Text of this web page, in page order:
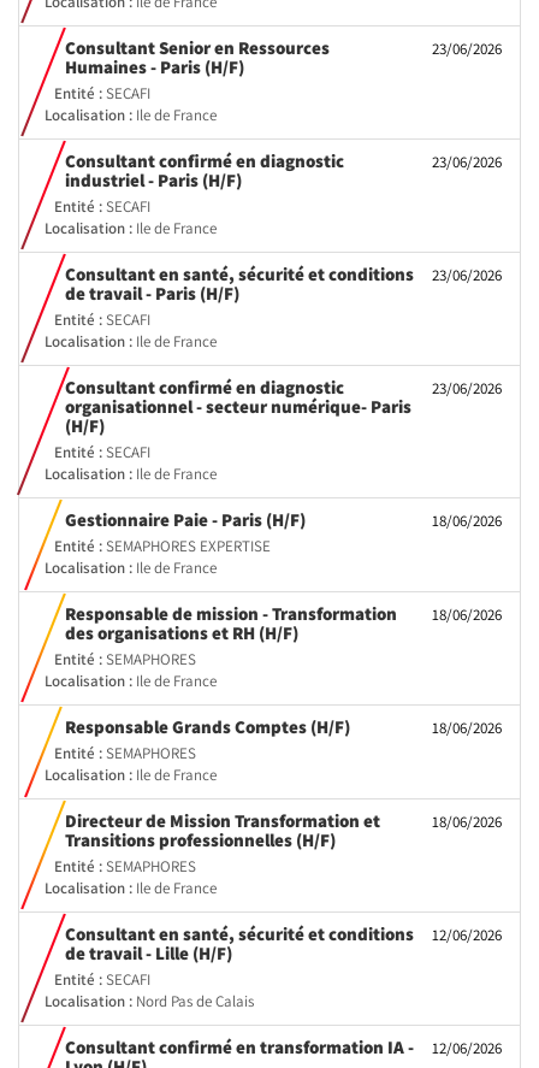
23/06/2026
Consultant Senior en Ressources
Humaines - Paris (H/F)(Nouvelle
Entité :SECAFI
Localisation : Ile de France
23/06/2026
Consultant confirmé en diagnostic
industriel - Paris (H/F)(Nouvelle
Entité :SECAFI
Localisation : Ile de France
23/06/2026
Consultant en santé, sécurité et conditions
de travail - Paris (H/F)(Nouvelle
Entité :SECAFI
Localisation : Ile de France
23/06/2026
Consultant confirmé en diagnostic
organisationnel - secteur numérique- Paris
(H/F)(Nouvelle
fenêtre)
Entité :SECAFI
Localisation : Ile de France
18/06/2026
Gestionnaire Paie - Paris (H/F)(Nouvelle
Entité :SEMAPHORES EXPERTISE
Localisation : Ile de France
18/06/2026
Responsable de mission - Transformation
des organisations et RH (H/F)(Nouvelle
Entité :SEMAPHORES
Localisation : Ile de France
18/06/2026
Responsable Grands Comptes (H/F)(Nouvelle
Entité :SEMAPHORES
Localisation : Ile de France
18/06/2026
Directeur de Mission Transformation et
Transitions professionnelles (H/F)(Nouvelle
Entité :SEMAPHORES
Localisation : Ile de France
12/06/2026
Consultant en santé, sécurité et conditions
de travail - Lille (H/F)(Nouvelle
Entité :SECAFI
Localisation : Nord Pas de Calais
12/06/2026
Consultant confirmé en transformation IA -